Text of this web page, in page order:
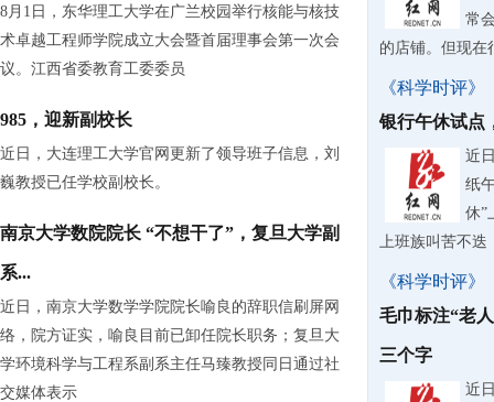
8月1日，东华理工大学在广兰校园举行核能与核技
术卓越工程师学院成立大会暨首届理事会第一次会
议。江西省委教育工委委员
985，迎新副校长
近日，大连理工大学官网更新了领导班子信息，刘
巍教授已任学校副校长。
南京大学数院院长 “不想干了”，复旦大学副
系...
近日，南京大学数学学院院长喻良的辞职信刷屏网
络，院方证实，喻良目前已卸任院长职务；复旦大
学环境科学与工程系副系主任马臻教授同日通过社
交媒体表示
常
的店铺。但现在
《科学时评》
银行午休试点
近
纸
休”
上班族叫苦不迭
《科学时评》
毛巾标注“老
三个字
近